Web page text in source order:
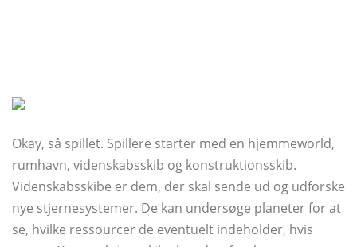
Okay, så spillet. Spillere starter med en hjemmeworld,
rumhavn, videnskabsskib og konstruktionsskib.
Videnskabsskibe er dem, der skal sende ud og udforske
nye stjernesystemer. De kan undersøge planeter for at
se, hvilke ressourcer de eventuelt indeholder, hvis